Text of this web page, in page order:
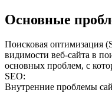
Основные
Поисковая оптимизация
видимости веб-сайта в
основных проблем, с
SEO:
Внутренние проблемы